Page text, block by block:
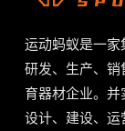
运动蚂蚁是一
研发、生产、
育器材企业。并
设计、建设、运